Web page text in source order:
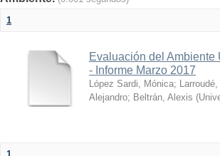
1
Evaluación del
- Informe Marzo 2017
López Sardi, Mónica;
Alejandro; Beltrán, Alexis (